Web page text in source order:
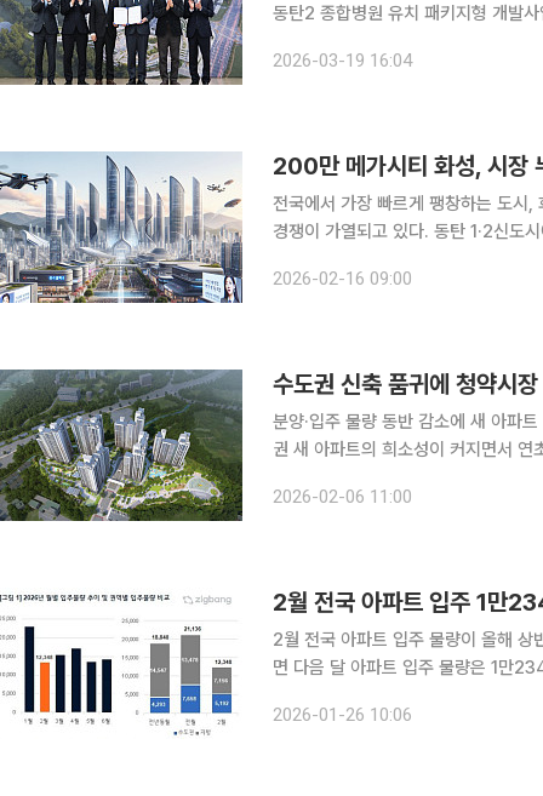
동탄2 종합병원 유치 패키지형 개발사업’
장, 김영길 우미건설 사장 등이 참석
2026-03-19 16:04
200만 메가시티 화성, 시장
전국에서 가장 빠르게 팽창하는 도시
경쟁이 가열되고 있다. 동탄 1·2신도시에 젊은 유권자가 대거 유입되며 진보진영 강세로 돌아선 화
어민주당은 현직 시장을 포함한 4파
2026-02-16 09:00
수도권 신축 품귀에 청약시
분양·입주 물량 동반 감소에 새 아파트
권 새 아파트의 희소성이 커지면서 연
동산원 청약홈 자료를 보면 올해 분양
2026-02-06 11:00
2월 전국 아파트 입주 1만
2월 전국 아파트 입주 물량이 올해 상반기 중
면 다음 달 아파트 입주 물량은 1만
5759가구 △5월 1만2416가구 △6
2026-01-26 10:06